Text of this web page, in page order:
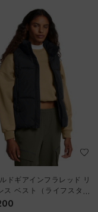
ドギアインフラレッド リ
ス ベスト（ライフスタイ
）